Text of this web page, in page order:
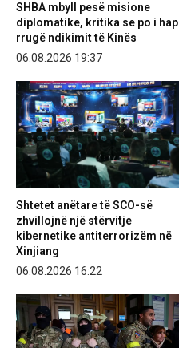
SHBA mbyll pesë misione
diplomatike, kritika se po i hap
rrugë ndikimit të Kinës
06.08.2026 19:37
Shtetet anëtare të SCO-së
zhvillojnë një stërvitje
kibernetike antiterrorizëm në
Xinjiang
06.08.2026 16:22